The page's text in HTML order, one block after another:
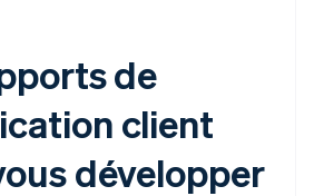
de
client
développer